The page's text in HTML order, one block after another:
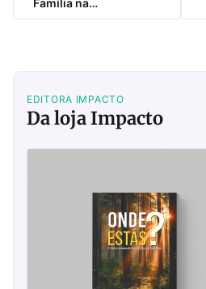
Família na…
EDITORA IMPACTO
Da loja Impacto